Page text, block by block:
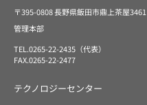
〒395-0808 長野県飯田市鼎上茶屋3461
管理本部
TEL.0265-22-2435（代表）
FAX.0265-22-2477
テクノロジーセンター